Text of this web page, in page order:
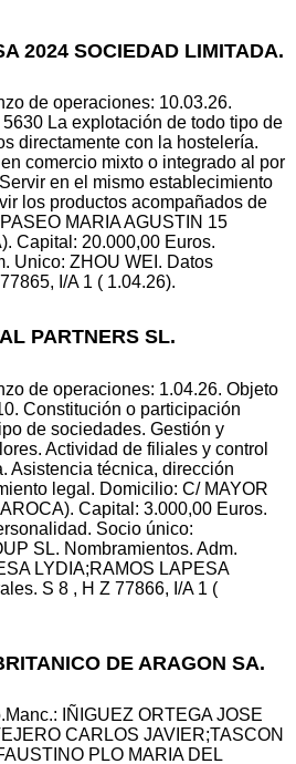
2024 SOCIEDAD LIMITADA.
de operaciones: 10.03.26.
La explotación de todo tipo de
directamente con la hostelería.
comercio mixto o integrado al por
en el mismo establecimiento
los productos acompañados de
MARIA AGUSTIN 15
Capital: 20.000,00 Euros.
Unico: ZHOU WEI. Datos
I/A 1 ( 1.04.26).
PARTNERS SL.
de operaciones: 1.04.26. Objeto
Constitución o participación
de sociedades. Gestión y
Actividad de filiales y control
Asistencia técnica, dirección
legal. Domicilio: C/ MAYOR
Capital: 3.000,00 Euros.
Socio único:
SL. Nombramientos. Adm.
LYDIA;RAMOS LAPESA
S 8 , H Z 77866, I/A 1 (
DE ARAGON SA.
IÑIGUEZ ORTEGA JOSE
CARLOS JAVIER;TASCON
PLO MARIA DEL